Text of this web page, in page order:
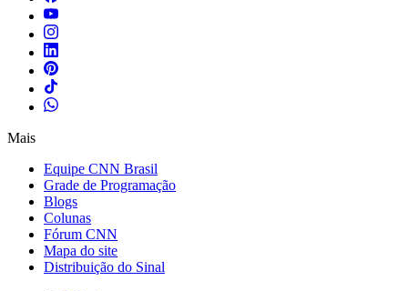
Mais
Equipe CNN Brasil
Grade de Programação
Blogs
Colunas
Fórum CNN
Mapa do site
Distribuição do Sinal